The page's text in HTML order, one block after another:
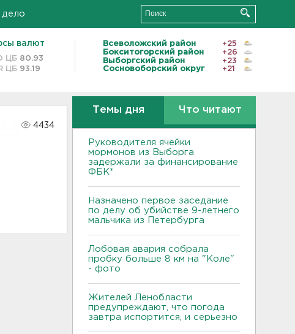
дело
валют
ЦБ 80.93
ЦБ 93.19
Всеволожский район
+25
Бокситогорский район
+26
Выборгский район
+23
Сосновоборский округ
+21
4434
Темы дня Что читают
Руководителя ячейки
мормонов из Выборга
задержали за финансирование
ФБК*
Назначено первое заседание
по делу об убийстве 9-летнего
мальчика из Петербурга
Лобовая авария собрала
пробку больше 8 км на "Коле"
- фото
Жителей Ленобласти
предупреждают, что погода
завтра испортится, и серьезно